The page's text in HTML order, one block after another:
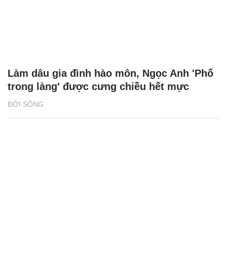
ĐỜI SỐNG
Làm dâu gia đình hào môn, Ngọc Anh 'Phố
trong làng' được cưng chiều hết mực